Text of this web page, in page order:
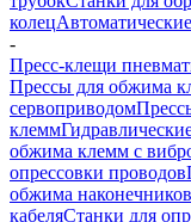
колец
-
Пресс-клещи
Прессы для обжима
сервоприводом
клемм
обжима клемм с
опрессовки проводов
обжима
кабеляСтанки для